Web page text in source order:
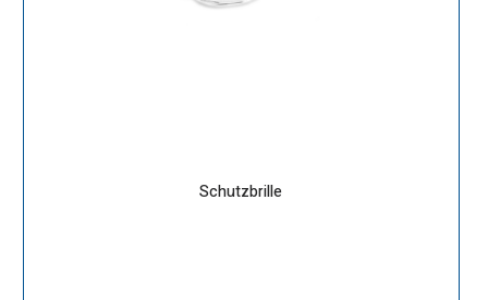
Schutzbrille